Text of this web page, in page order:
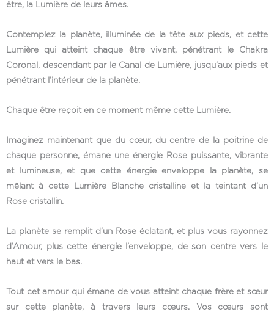
être, la Lumière de leurs âmes.
Contemplez la planète, illuminée de la tête aux pieds, et cette
Lumière qui atteint chaque être vivant, pénétrant le Chakra
Coronal, descendant par le Canal de Lumière, jusqu’aux pieds et
pénétrant l’intérieur de la planète.
Chaque être reçoit en ce moment même cette Lumière.
Imaginez maintenant que du cœur, du centre de la poitrine de
chaque personne, émane une énergie Rose puissante, vibrante
et lumineuse, et que cette énergie enveloppe la planète, se
mêlant à cette Lumière Blanche cristalline et la teintant d’un
Rose cristallin.
La planète se remplit d’un Rose éclatant, et plus vous rayonnez
d’Amour, plus cette énergie l’enveloppe, de son centre vers le
haut et vers le bas.
Tout cet amour qui émane de vous atteint chaque frère et sœur
sur cette planète, à travers leurs cœurs. Vos cœurs sont